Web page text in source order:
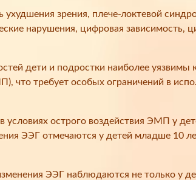
зрения, плече-локтевой
нарушения, цифровая
дети и подростки наиболее уязвимы
что требует особых ограничений в
острого воздействия ЭМП у
ЭЭГ отмечаются у детей младше 10
ЭЭГ наблюдаются не только у